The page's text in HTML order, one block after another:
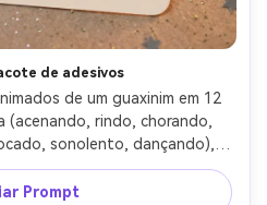
de adesivos
de um guaxinim em 12
(acenando, rindo, chorando,
sonolento, dançando),
cores planas brilhantes,
fundo simples com brilhos
Prompt